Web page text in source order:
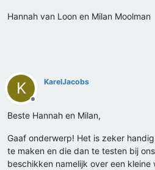
Hannah van Loon en Milan Moolman
K
Offline
KarelJacobs
Beste Hannah en Milan,
Gaaf onderwerp! Het is zeker
te maken en die dan te testen bij
beschikken namelijk over een